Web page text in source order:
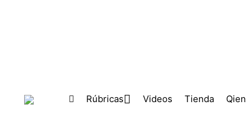
Rúbricas Videos Tienda